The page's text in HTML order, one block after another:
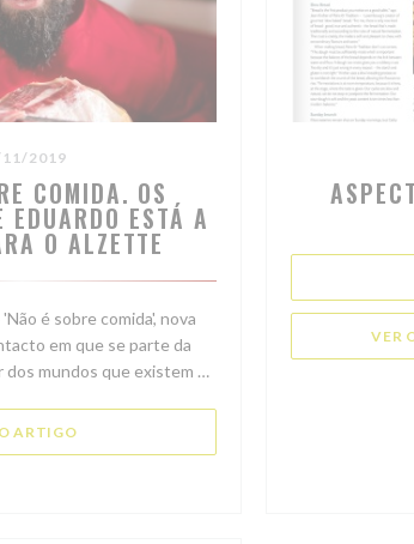
2019
COMIDA. OS
EDUARDO ESTÁ A
O ALZETTE
é sobre comida', nova
em que se parte da
dos mundos que existem à
espanhol para introduzir
nova forma de comer num
ARTIGO((ABRE NUMA NOVA JANELA))
VER